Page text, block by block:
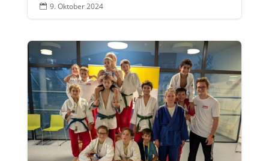
 9. Oktober 2024